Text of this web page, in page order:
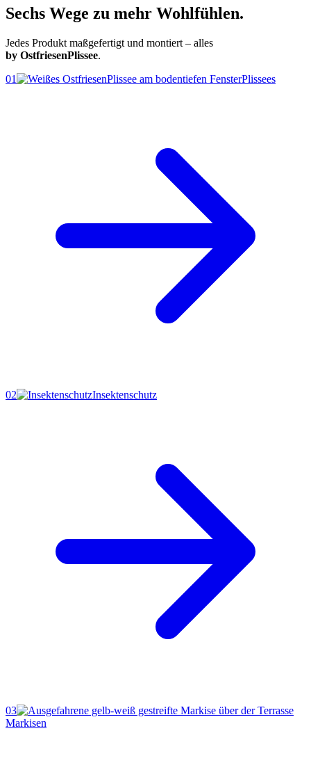
Sechs Wege zu mehr Wohlfühlen.
Jedes Produkt maßgefertigt und montiert – alles
by OstfriesenPlissee.
01
Plissees
02 Insektenschutz
03
Markisen